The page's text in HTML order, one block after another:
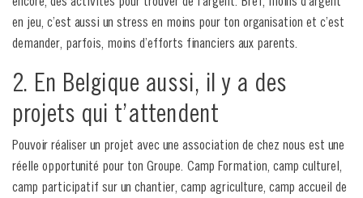
en jeu, c’est aussi un stress en moins pour ton organisation et c’est
demander, parfois, moins d’efforts financiers aux parents.
2. En Belgique aussi, il y a des
projets qui t’attendent
Pouvoir réaliser un projet avec une association de chez nous est une
réelle opportunité pour ton Groupe. Camp Formation, camp culturel,
camp participatif sur un chantier, camp agriculture, camp accueil de